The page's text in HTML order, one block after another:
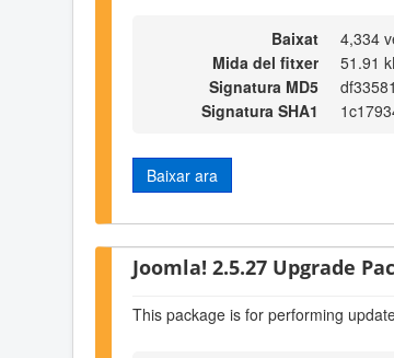
Baixat
4,334
Mida del fitxer
51.91
Signatura MD5
Signatura SHA1
Baixar ara
Joomla! 2.5.27 Upgrade
This package is for performing